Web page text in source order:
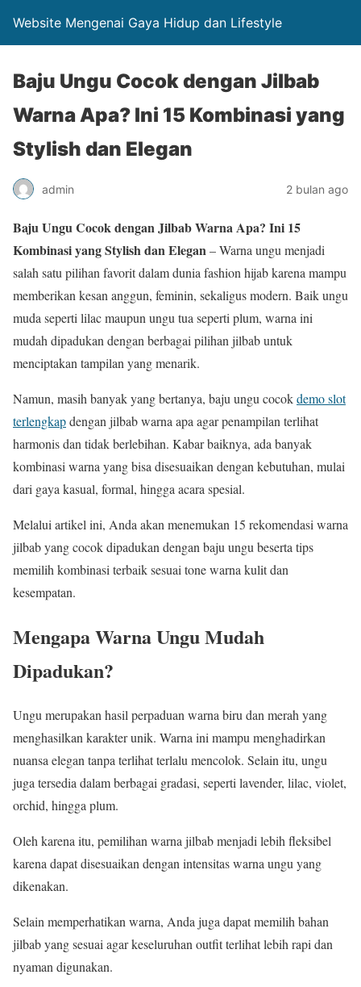
Website Mengenai Gaya Hidup dan Lifestyle
Baju Ungu Cocok dengan Jilbab
Warna Apa? Ini 15 Kombinasi yang
Stylish dan Elegan
admin 2 bulan ago
Baju Ungu Cocok dengan Jilbab Warna Apa? Ini 15
Kombinasi yang Stylish dan Elegan– Warna ungu menjadi
salah satu pilihan favorit dalam dunia fashion hijab karena mampu
memberikan kesan anggun, feminin, sekaligus modern. Baik ungu
muda seperti lilac maupun ungu tua seperti plum, warna ini
mudah dipadukan dengan berbagai pilihan jilbab untuk
menciptakan tampilan yang menarik.
Namun, masih banyak yang bertanya, baju ungu cocokdemo slot
terlengkapdengan jilbab warna apa agar penampilan terlihat
harmonis dan tidak berlebihan. Kabar baiknya, ada banyak
kombinasi warna yang bisa disesuaikan dengan kebutuhan, mulai
dari gaya kasual, formal, hingga acara spesial.
Melalui artikel ini, Anda akan menemukan 15 rekomendasi warna
jilbab yang cocok dipadukan dengan baju ungu beserta tips
memilih kombinasi terbaik sesuai tone warna kulit dan
kesempatan.
Mengapa Warna Ungu Mudah
Dipadukan?
Ungu merupakan hasil perpaduan warna biru dan merah yang
menghasilkan karakter unik. Warna ini mampu menghadirkan
nuansa elegan tanpa terlihat terlalu mencolok. Selain itu, ungu
juga tersedia dalam berbagai gradasi, seperti lavender, lilac, violet,
orchid, hingga plum.
Oleh karena itu, pemilihan warna jilbab menjadi lebih fleksibel
karena dapat disesuaikan dengan intensitas warna ungu yang
dikenakan.
Selain memperhatikan warna, Anda juga dapat memilih bahan
jilbab yang sesuai agar keseluruhan outfit terlihat lebih rapi dan
nyaman digunakan.